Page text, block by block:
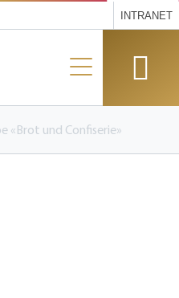
INTRANET
«Brot und Confiserie»